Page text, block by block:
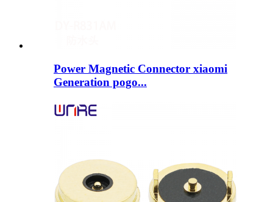
Power Magnetic Connector xiaomi
Generation pogo...